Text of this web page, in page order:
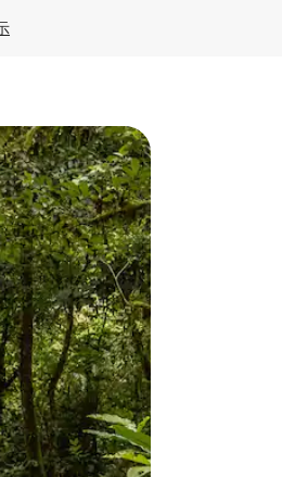
することができます。